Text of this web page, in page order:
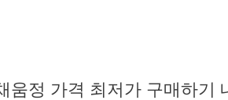
움정 가격 최저가 구매하기